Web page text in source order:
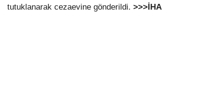
tutuklanarak cezaevine gönderildi. >>>İHA